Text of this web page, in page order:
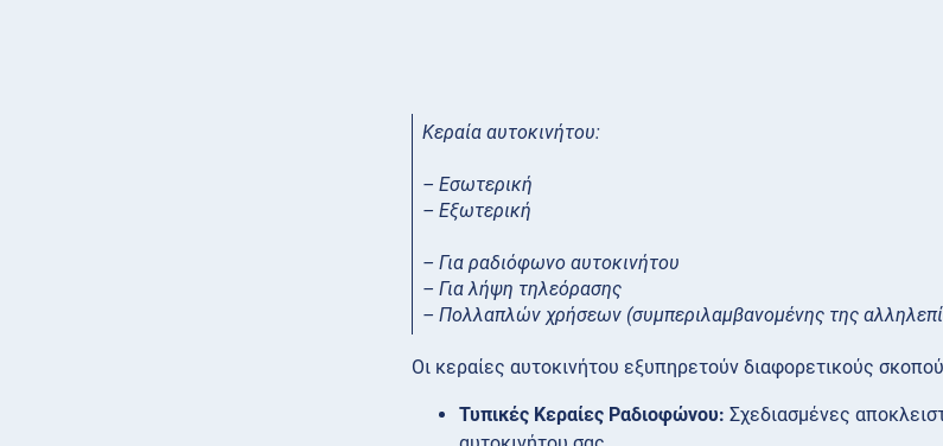
Κεραία αυτοκινήτου:
– Εσωτερική
– Εξωτερική
– Για ραδιόφωνο αυτοκινήτου
– Για λήψη τηλεόρασης
– Πολλαπλών χρήσεων (συμπεριλαμβανομένης της
Οι κεραίες αυτοκινήτου εξυπηρετούν διαφορετικούς
Τυπικές Κεραίες Ραδιοφώνου: Σχεδιασμένες